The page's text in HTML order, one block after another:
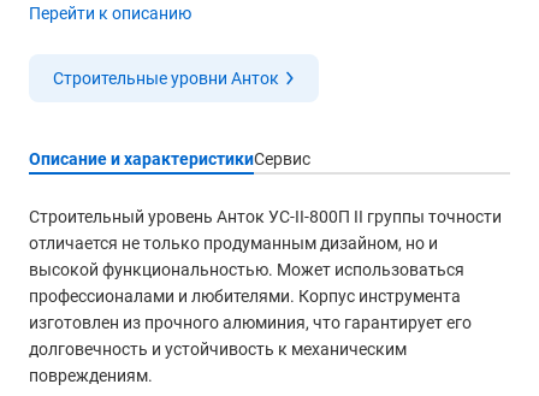
Перейти к описанию
Строительные уровни Анток
Описание и характеристикиСервис
Строительный уровень Анток УС-II-800П II группы точности
отличается не только продуманным дизайном, но и
высокой функциональностью. Может использоваться
профессионалами и любителями. Корпус инструмента
изготовлен из прочного алюминия, что гарантирует его
долговечность и устойчивость к механическим
повреждениям.